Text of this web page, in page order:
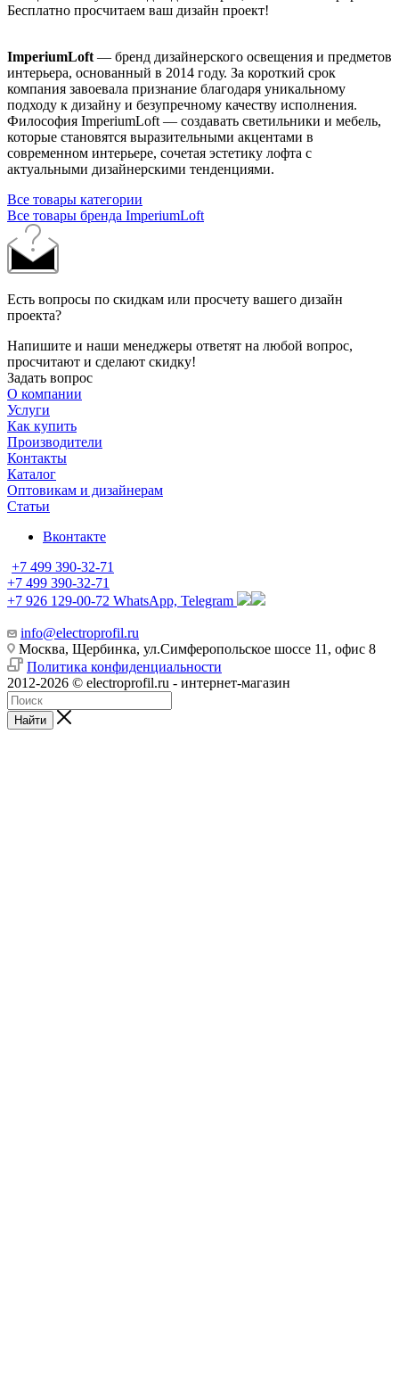
Бесплатно просчитаем ваш дизайн проект!
ImperiumLoft — бренд дизайнерского освещения и предметов
интерьера, основанный в 2014 году. За короткий срок
компания завоевала признание благодаря уникальному
подходу к дизайну и безупречному качеству исполнения.
Философия ImperiumLoft — создавать светильники и мебель,
которые становятся выразительными акцентами в
современном интерьере, сочетая эстетику лофта с
актуальными дизайнерскими тенденциями.
Все товары категории
Все товары бренда ImperiumLoft
Есть вопросы по скидкам или просчету вашего дизайн
проекта?
Напишите и наши менеджеры ответят на любой вопрос,
просчитают и сделают скидку!
Задать вопрос
О компании
Услуги
Как купить
Производители
Контакты
Каталог
Оптовикам и дизайнерам
Статьи
Вконтакте
+7 499 390-32-71
+7 499 390-32-71
+7 926 129-00-72 WhatsApp, Telegram
info@electroprofil.ru
Москва, Щербинка, ул.Симферопольское шоссе 11, офис 8
Политика конфиденциальности
2012-2026 © electroprofil.ru - интернет-магазин
Найти